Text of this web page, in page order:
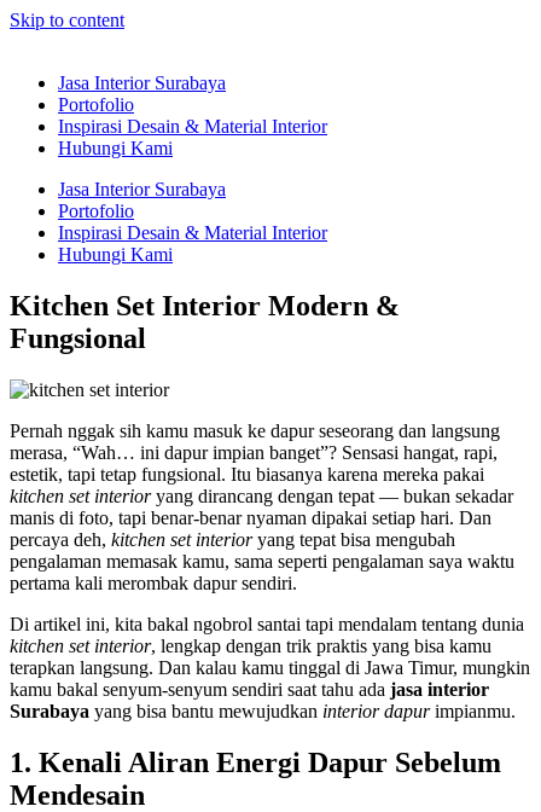
Skip to content
Jasa Interior Surabaya
Portofolio
Inspirasi Desain & Material Interior
Hubungi Kami
Jasa Interior Surabaya
Portofolio
Inspirasi Desain & Material Interior
Hubungi Kami
Kitchen Set Interior Modern &
Fungsional
Pernah nggak sih kamu masuk ke dapur seseorang dan langsung
merasa, “Wah… ini dapur impian banget”? Sensasi hangat, rapi,
estetik, tapi tetap fungsional. Itu biasanya karena mereka pakai
kitchen set interioryang dirancang dengan tepat — bukan sekadar
manis di foto, tapi benar-benar nyaman dipakai setiap hari. Dan
percaya deh, kitchen set interioryang tepat bisa mengubah
pengalaman memasak kamu, sama seperti pengalaman saya waktu
pertama kali merombak dapur sendiri.
Di artikel ini, kita bakal ngobrol santai tapi mendalam tentang dunia
kitchen set interior, lengkap dengan trik praktis yang bisa kamu
terapkan langsung. Dan kalau kamu tinggal di Jawa Timur, mungkin
kamu bakal senyum-senyum sendiri saat tahu ada jasa interior
Surabaya yang bisa bantu mewujudkan interior dapurimpianmu.
1. Kenali Aliran Energi Dapur Sebelum
Mendesain